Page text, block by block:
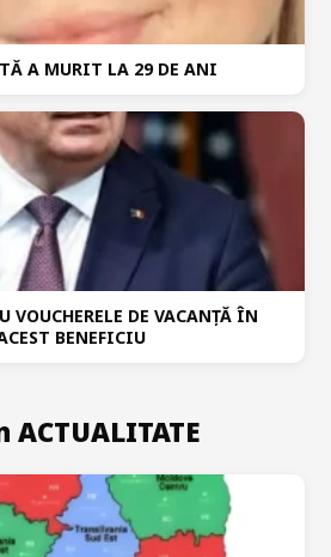
A MURIT LA 29 DE ANI
VOUCHERELE DE VACANȚĂ ÎN
BENEFICIU